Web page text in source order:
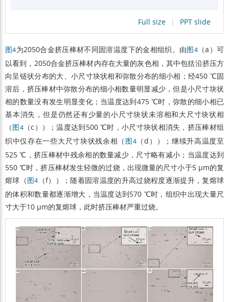
Full size | PPT slide
图4为2050合金挤压棒材不同固溶温度下的金相组织。由 图4（a）可
以看到，2050合金挤压棒材内存在大量的灰色相，其中包括沿挤压方
向呈链状分布的大、小尺寸块状相和弥散分布的细小相；经450 ℃固
溶后，挤压棒材中弥散分布的细小相数量明显减少，但是小尺寸块状
相的数量没有发生明显变化；当温度达到475 ℃时，弥散的细小相已
基本消失，但是仍然还有少量的小尺寸块状未溶相和大尺寸块状相
（ 图4（c））；温度达到500 ℃时，小尺寸块状相消失，挤压棒材组
织中仅存在一些大尺寸块状残余相（ 图4（d））；继续升高温度至
525 ℃，挤压棒材中残余相的数量减少，尺寸略有减小；当温度达到
550 ℃时，挤压棒材发生轻微的过烧，出现微量的尺寸小于5 µm的复
熔球（ 图4
（f））；随着固溶温度的升高过烧程度逐渐提升，复熔球
的体积和数量都逐渐增大，当温度达到570 ℃时，组织中出现大量尺
寸大于10 µm的复熔球，此时挤压棒材严重过烧。